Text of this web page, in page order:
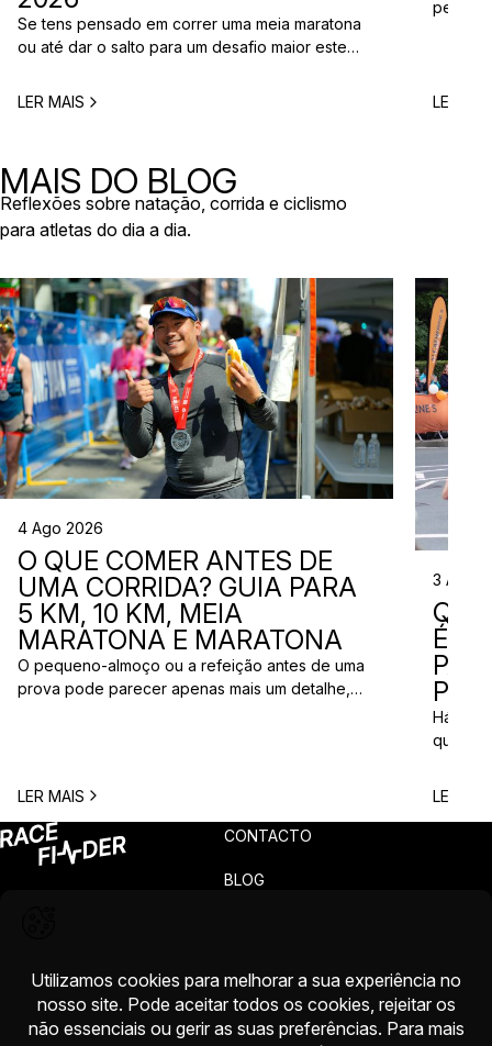
Se tens pensado em correr uma meia maratona
ou até dar o salto para um desafio maior este
planear. Entre a primavera e o verão, o
LER MAIS
perto
LER
MAIS DO BLOG
Reflexões sobre natação, corrida e ciclismo
para atletas do dia a dia.
4 Ago 2026
O QUE COMER ANTES DE
UMA CORRIDA? GUIA PARA
5 KM, 10 KM, MEIA
MARATONA E MARATONA
O pequeno-almoço ou a refeição antes de uma
prova pode parecer apenas mais um detalhe,
corredores: o que comer antes de uma corrida?
A […]
LER MAIS
3 Ago
ÉS?
Há
quem
para
LER
CONTACTO
BLOG
RECLAMAÇÕES